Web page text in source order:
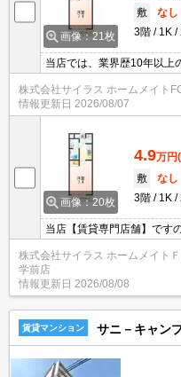
画像：21枚
敷
なし
3階
1K
当店では、業界歴10年以上
送って頂けますよう精一杯
用のクレジット決済が可能
付け下さいませ。お客様の
株式会社サイラス ホームメイト
情報更新日 2026/08/07
画像：20枚
4.9万円
敷
なし
3階
1K
当店【賃貸専門店舗】です
い！どこにある物件でも当
せ♪初期費用がご心配な方
お部屋探し頂けます。
株式会社サイラス ホームメイト
学前店
情報更新日 2026/08/08
賃貸マンション サニ－キャン